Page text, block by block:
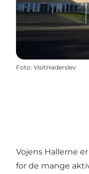
Foto: VisitHaderslev
Vojens Hallerne
for de mange